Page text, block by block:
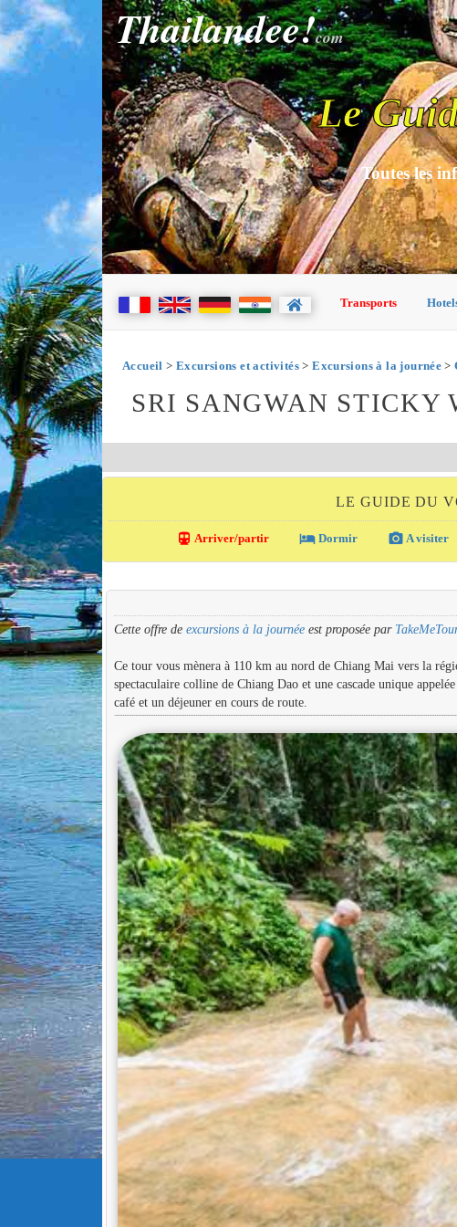
Thailandee!com
Le
Toutes les
Transports
Accueil > Excursions et activités>Excursions à la journée >
SRI SANGWAN STICKY
LE GUIDE DU
directions_transit Arriver/partir local_hotel Dormir photo_camera A visiter
Cette offre de excursions à la journéeest proposée par
Ce tour vous mènera à 110 km au nord de Chiang Mai vers la
spectaculaire colline de Chiang Dao et une cascade unique
café et un déjeuner en cours de route.